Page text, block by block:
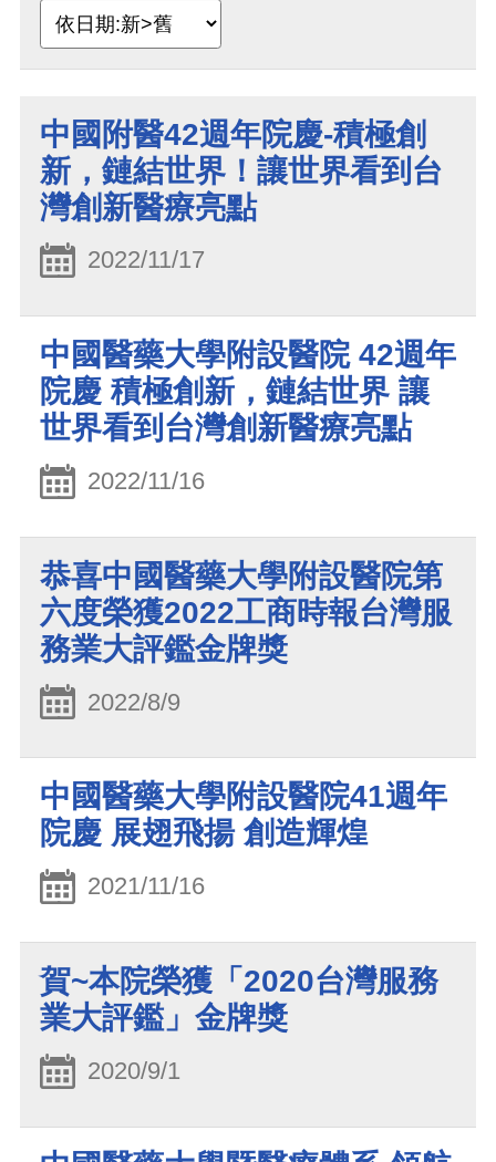
中國附醫42週年院慶-積極創
新，鏈結世界！讓世界看到台
灣創新醫療亮點
2022/11/17
中國醫藥大學附設醫院 42週年
院慶 積極創新，鏈結世界 讓
世界看到台灣創新醫療亮點
2022/11/16
恭喜中國醫藥大學附設醫院第
六度榮獲2022工商時報台灣服
務業大評鑑金牌獎
2022/8/9
中國醫藥大學附設醫院41週年
院慶 展翅飛揚 創造輝煌
2021/11/16
賀~本院榮獲「2020台灣服務
業大評鑑」金牌獎
2020/9/1